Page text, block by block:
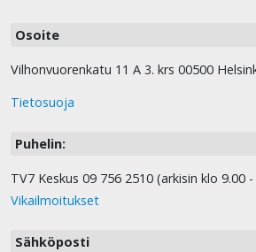
Osoite
Vilhonvuorenkatu 11 A 3. krs 00500
Tietosuoja
Puhelin:
TV7 Keskus 09 756 2510 (arkisin klo 9.00
Vikailmoitukset
Sähköposti